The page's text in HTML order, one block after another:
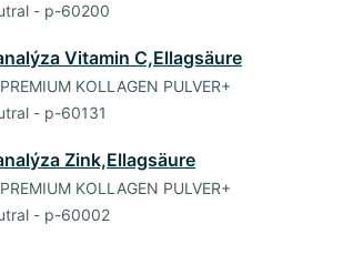
- p-60200
Vitamin C,Ellagsäure
KOLLAGEN PULVER+
- p-60131
Zink,Ellagsäure
KOLLAGEN PULVER+
- p-60002